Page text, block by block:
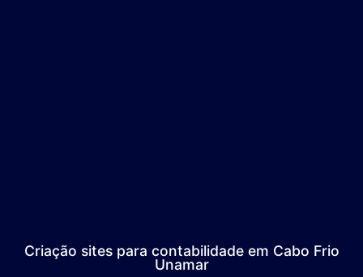
Criação sites para contabilidade em Cabo Frio
Unamar